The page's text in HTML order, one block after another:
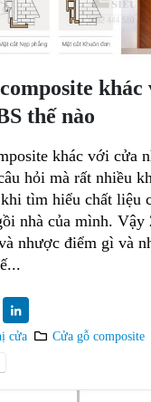
khác
thế nào
khác với cửa
hỏi mà rất nhiều
tìm hiểu chất liệu
nhà của mình. Vậy
nhược điểm gì và
cửa Cửa gỗ composite